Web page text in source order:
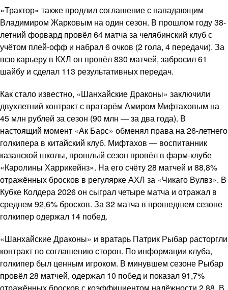
«Трактор» также продлил соглашение с нападающим
Владимиром Жарковым на один сезон. В прошлом году 38-
летний форвард провёл 64 матча за челябинский клуб с
учётом плей-офф и набрал 6 очков (2 гола, 4 передачи). За
всю карьеру в КХЛ он провёл 830 матчей, забросил 61
шайбу и сделал 113 результативных передач.
Как стало известно, «Шанхайские Драконы» заключили
двухлетний контракт с вратарём Амиром Мифтаховым на
45 млн рублей за сезон (90 млн — за два года). В
настоящий момент «Ак Барс» обменял права на 26-летнего
голкипера в китайский клуб. Мифтахов — воспитанник
казанской школы, прошлый сезон провёл в фарм-клубе
«Каролины Харрикейнз». На его счёту 28 матчей и 88,8%
отражённых бросков в регулярке АХЛ за «Чикаго Вулвз». В
Кубке Колдера 2026 он сыграл четыре матча и отражал в
среднем 92,6% бросков. За 32 матча в прошедшем сезоне
голкипер одержал 14 побед.
«Шанхайские Драконы» и вратарь Патрик Рыбар расторгли
контракт по соглашению сторон. По информации клуба,
голкипер был ценным игроком. В минувшем сезоне Рыбар
провёл 28 матчей, одержал 10 побед и показал 91,7%
отражённых бросков с коэффициентом надёжности 2,88. В